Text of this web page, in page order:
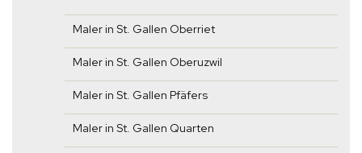
Maler in St. Gallen Oberriet
Maler in St. Gallen Oberuzwil
Maler in St. Gallen Pfäfers
Maler in St. Gallen Quarten